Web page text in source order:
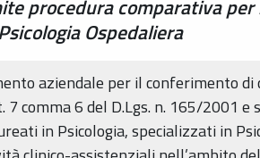
procedura comparativa
Ospedaliera
aziendale per il conferimento
comma 6 del D.Lgs. n. 165/2001
in Psicologia, specializzati in